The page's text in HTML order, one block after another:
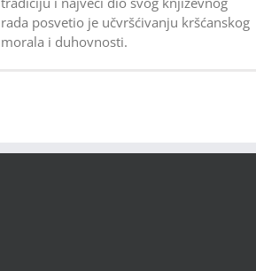
rada posvetio je učvršćivanju kršćanskog
morala i duhovnosti.